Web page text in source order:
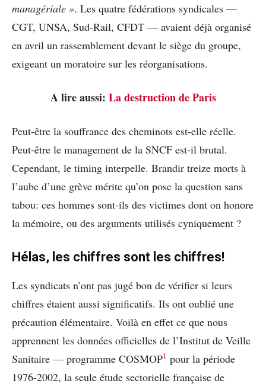
managériale ». Les quatre fédérations syndicales —
CGT, UNSA, Sud-Rail, CFDT — avaient déjà organisé
en avril un rassemblement devant le siège du groupe,
exigeant un moratoire sur les réorganisations.
A lire aussi: La destruction de Paris
Peut-être la souffrance des cheminots est-elle réelle.
Peut-être le management de la SNCF est-il brutal.
Cependant, le timing interpelle. Brandir treize morts à
l’aube d’une grève mérite qu’on pose la question sans
tabou: ces hommes sont-ils des victimes dont on honore
la mémoire, ou des arguments utilisés cyniquement ?
Hélas, les chiffres sont les chiffres!
Les syndicats n’ont pas jugé bon de vérifier si leurs
chiffres étaient aussi significatifs. Ils ont oublié une
précaution élémentaire. Voilà en effet ce que nous
apprennent les données officielles de l’Institut de Veille
Sanitaire — programme COSMOP1 pour la période
1976-2002, la seule étude sectorielle française de